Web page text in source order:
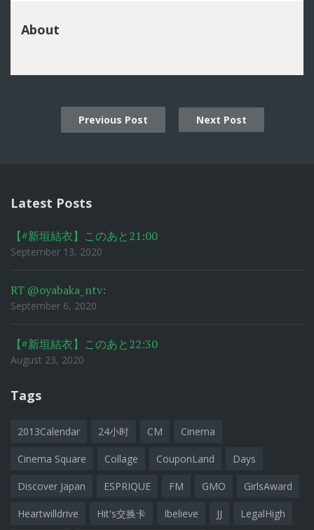
About
Previous Post Next Post
Latest Posts
【#新垣結衣】このあと21:00
September 13, 2020
RT @oyabaka_ntv:
September 6, 2020
【#新垣結衣】このあと22:30
August 23, 2020
Tags
2013Calendar 24小时 CM Cinema
Cinema Square Collage CouponLand Days
Discover Japan ESPRIQUE FM GMO GirlsAward
Heartwilldrive Hit's交换卡 Ibelieve JJ LegalHigh